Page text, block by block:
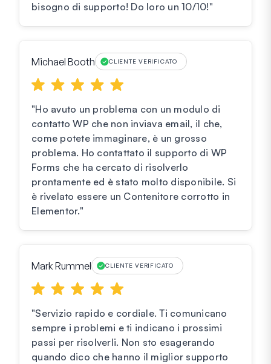
bisogno di supporto! Do loro un 10/10!"
Michael Booth CLIENTE VERIFICATO
"Ho avuto un problema con un modulo di
contatto WP che non inviava email, il che,
come potete immaginare, è un grosso
problema. Ho contattato il supporto di WP
Forms che ha cercato di risolverlo
prontamente ed è stato molto disponibile. Si
è rivelato essere un Contenitore corrotto in
Elementor."
Mark Rummel CLIENTE VERIFICATO
"Servizio rapido e cordiale. Ti comunicano
sempre i problemi e ti indicano i prossimi
passi per risolverli. Non sto esagerando
quando dico che hanno il miglior supporto